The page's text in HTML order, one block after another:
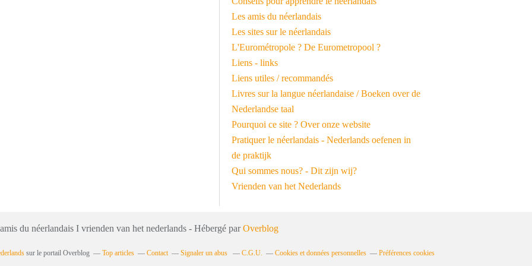
Les amis du néerlandais
Les sites sur le néerlandais
L'Eurométropole ? De Eurometropool ?
Liens - links
Liens utiles / recommandés
Livres sur la langue néerlandaise / Boeken over de
Nederlandse taal
Pourquoi ce site ? Over onze website
Pratiquer le néerlandais - Nederlands oefenen in
de praktijk
Qui sommes nous? - Dit zijn wij?
Vrienden van het Nederlands
du néerlandais I vrienden van het nederlands - Hébergé parOverblog
sur le portail Overblog Top articles Contact Signaler un abus C.G.U. Cookies et données personnelles Préférences cookies